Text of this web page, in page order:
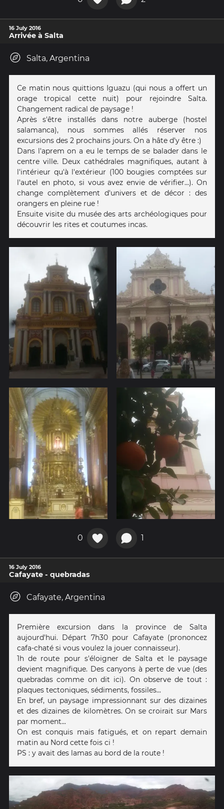
16 July 2016
Arrivée à Salta
Salta, Argentina
Ce matin nous quittions Iguazu (qui nous a offert un
orage tropical cette nuit) pour rejoindre Salta.
Changement radical de paysage !
Après s'être installés dans notre auberge (hostel
salamanca), nous sommes allés réserver nos
excursions des 2 prochains jours. On a hâte d'y être :)
Dans l'aprem on a eu le temps de se balader dans le
centre ville. Deux cathédrales magnifiques, autant à
l'intérieur qu'à l'extérieur (100 bougies comptées sur
l'autel en photo, si vous avez envie de vérifier...). On
change complètement d'univers et de décor : des
orangers en pleine rue !
Ensuite visite du musée des arts archéologiques pour
découvrir les rites et coutumes incas.
0 1
16 July 2016
Cafayate - quebradas
Cafayate, Argentina
Première excursion dans la province de Salta
aujourd'hui. Départ 7h30 pour Cafayate (prononcez
cafa-chaté si vous voulez la jouer connaisseur).
1h de route pour s'éloigner de Salta et le paysage
devient magnifique. Des canyons à perte de vue (des
quebradas comme on dit ici). On observe de tout :
plaques tectoniques, sédiments, fossiles...
En bref, un paysage impressionnant sur des dizaines
et des dizaines de kilomètres. On se croirait sur Mars
par moment...
On est conquis mais fatigués, et on repart demain
matin au Nord cette fois ci !
PS : y avait des lamas au bord de la route !